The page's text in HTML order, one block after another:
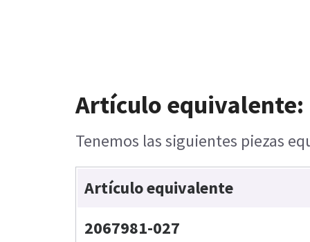
Artículo equivalente:
Tenemos las siguientes piezas
Artículo equivalente
2067981-027